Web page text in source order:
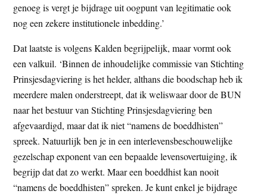
genoeg is vergt je bijdrage uit oogpunt van legitimatie ook
nog een zekere institutionele inbedding.’
Dat laatste is volgens Kalden begrijpelijk, maar vormt ook
een valkuil. ‘Binnen de inhoudelijke commissie van Stichting
Prinsjesdagviering is het helder, althans die boodschap heb ik
meerdere malen onderstreept, dat ik weliswaar door de BUN
naar het bestuur van Stichting Prinsjesdagviering ben
afgevaardigd, maar dat ik niet “namens de boeddhisten”
spreek. Natuurlijk ben je in een interlevensbeschouwelijke
gezelschap exponent van een bepaalde levensovertuiging, ik
begrijp dat dat zo werkt. Maar een boeddhist kan nooit
“namens de boeddhisten” spreken. Je kunt enkel je bijdrage